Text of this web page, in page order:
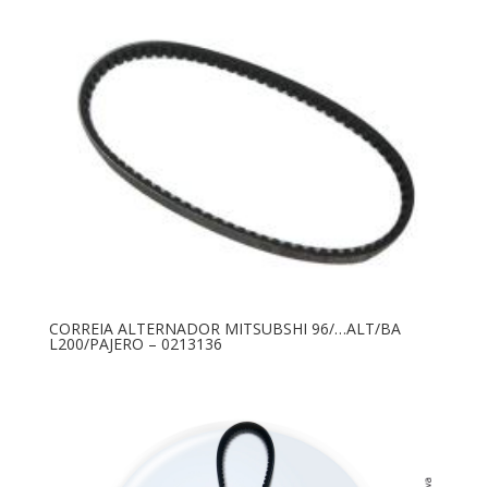
CORREIA ALTERNADOR MITSUBSHI 96/…ALT/BA
L200/PAJERO – 0213136